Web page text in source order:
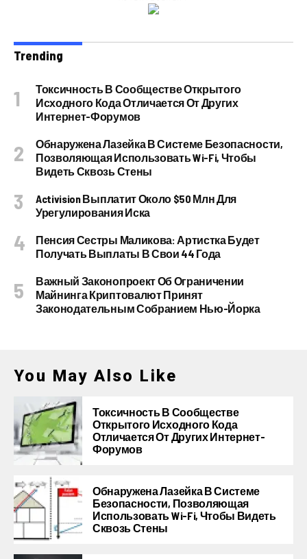
Trending
Токсичность В Сообществе Открытого
Исходного Кода Отличается От Других
Интернет-Форумов
Обнаружена Лазейка В Системе Безопасности,
Позволяющая Использовать Wi-Fi, Чтобы
Видеть Сквозь Стены
Activision Выплатит Около $50 Млн Для
Урегулирования Иска
Пенсия Сестры Маликова: Артистка Будет
Получать Выплаты В Свои 44 Года
Важный Законопроект Об Ограничении
Майнинга Криптовалют Принят
Законодательным Собранием Нью-Йорка
You May Also Like
Токсичность В Сообществе
Открытого Исходного Кода
Отличается От Других Интернет-
Форумов
Обнаружена Лазейка В Системе
Безопасности, Позволяющая
Использовать Wi-Fi, Чтобы Видеть
Сквозь Стены